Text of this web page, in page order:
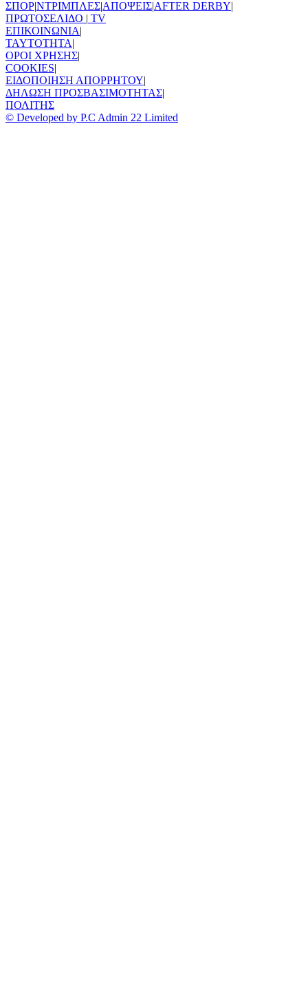
ΣΠΟΡ|ΝΤΡΙΜΠΛΕΣ|ΑΠΟΨΕΙΣ|AFTER DERBY|
ΠΡΩΤΟΣΕΛΙΔΟ | TV
ΕΠΙΚΟΙΝΩΝΙΑ|
TAYTOTHTA|
ΟΡΟΙ ΧΡΗΣΗΣ|
COOKIES|
ΕΙΔΟΠΟΙΗΣΗ ΑΠΟΡΡΗΤΟΥ|
ΔΗΛΩΣΗ ΠΡΟΣΒΑΣΙΜΟΤΗΤΑΣ|
ΠΟΛΙΤΗΣ
© Developed by P.C Admin 22 Limited